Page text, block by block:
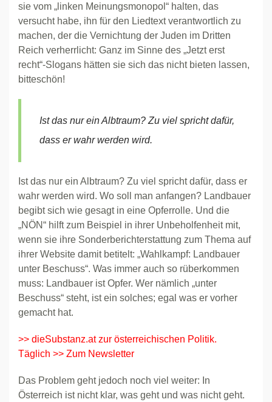
sie vom „linken Meinungsmonopol“ halten, das
versucht habe, ihn für den Liedtext verantwortlich zu
machen, der die Vernichtung der Juden im Dritten
Reich verherrlicht: Ganz im Sinne des „Jetzt erst
recht“-Slogans hätten sie sich das nicht bieten lassen,
bitteschön!
Ist das nur ein Albtraum? Zu viel spricht dafür,
dass er wahr werden wird.
Ist das nur ein Albtraum? Zu viel spricht dafür, dass er
wahr werden wird. Wo soll man anfangen? Landbauer
begibt sich wie gesagt in eine Opferrolle. Und die
„NÖN“ hilft zum Beispiel in ihrer Unbeholfenheit mit,
wenn sie ihre Sonderberichterstattung zum Thema auf
ihrer Website damit betitelt: „Wahlkampf: Landbauer
unter Beschuss“. Was immer auch so rüberkommen
muss: Landbauer ist Opfer. Wer nämlich „unter
Beschuss“ steht, ist ein solches; egal was er vorher
gemacht hat.
>> dieSubstanz.at zur österreichischen Politik.
Täglich >> Zum Newsletter
Das Problem geht jedoch noch viel weiter: In
Österreich ist nicht klar, was geht und was nicht geht.